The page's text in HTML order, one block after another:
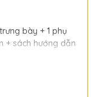
bày + 1 phụ
+ sách hướng dẫn